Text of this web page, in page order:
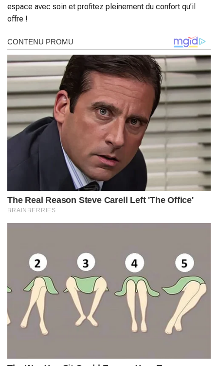
espace avec soin et profitez pleinement du confort qu’il
offre !